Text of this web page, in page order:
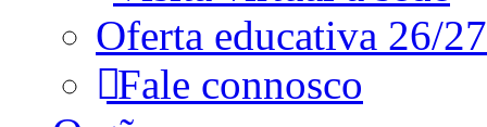
Oferta educativa 26/27
Fale connosco